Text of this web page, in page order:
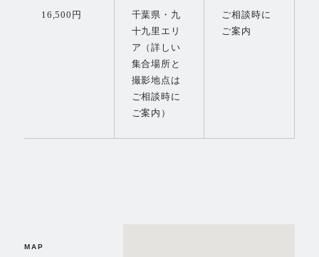
16,500円
千葉県・九
十九里エリ
ア（詳しい
集合場所と
撮影地点は
ご相談時に
ご案内）
ご相談時に
ご案内
MAP